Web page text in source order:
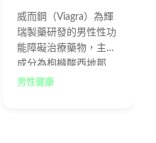
威而鋼（Viagra）為輝
瑞製藥研發的男性性功
能障礙治療藥物，主要
成分為枸櫞酸西地那
非，每粒100mg。本文
男性健康